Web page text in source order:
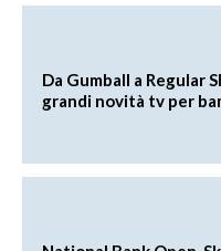
Da Gumball a Regular
grandi novità tv per